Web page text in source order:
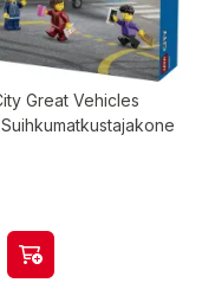
Great Vehicles